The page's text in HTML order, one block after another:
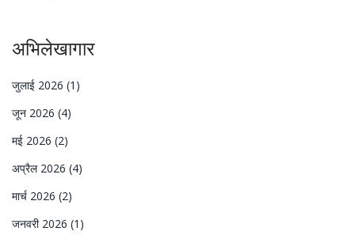
अभिलेखागार
जुलाई 2026 (1)
जून 2026 (4)
मई 2026 (2)
अप्रैल 2026 (4)
मार्च 2026 (2)
जनवरी 2026 (1)